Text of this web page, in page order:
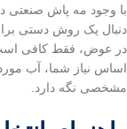
با وجود مه پاش صنعتی
دنبال یک روش دستی
در عوض، فقط کافی است
اساس نیاز شما، آب
مشخصی نگه دارد.